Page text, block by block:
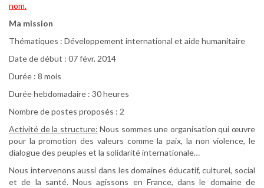
nom.
Ma mission
Thématiques : Développement international et aide humanitaire
Date de début : 07 févr. 2014
Durée : 8 mois
Durée hebdomadaire : 30 heures
Nombre de postes proposés : 2
Activité de la structure: Nous sommes une organisation qui œuvre
pour la promotion des valeurs comme la paix, la non violence, le
dialogue des peuples et la solidarité internationale…
Nous intervenons aussi dans les domaines éducatif, culturel, social
et de la santé. Nous agissons en France, dans le domaine de